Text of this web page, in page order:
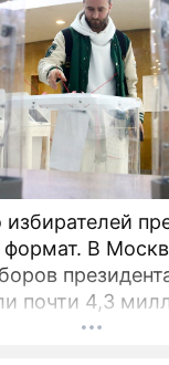
В
почти 4,3